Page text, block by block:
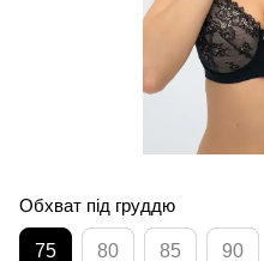
Обхват під груддю
75 80 85 90